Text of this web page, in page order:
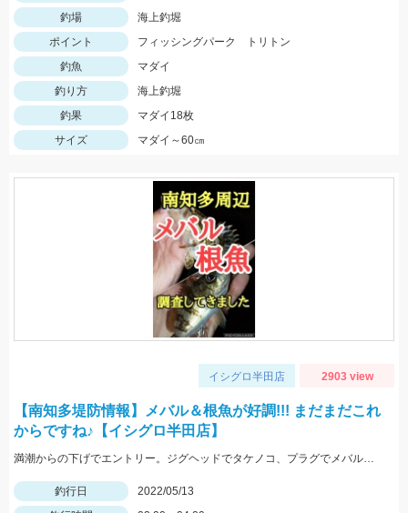
釣場
海上釣堀
ポイント
フィッシングパーク トリトン
釣魚
マダイ
釣り方
海上釣堀
釣果
マダイ18枚
サイズ
マダイ～60㎝
イシグロ半田店 2903 view
【南知多堤防情報】メバル＆根魚が好調!!! まだまだこれ
からですね♪【イシグロ半田店】
満潮からの下げでエントリー。ジグヘッドでタケノコ、プラグでメバルが入れ食いでした。サイズは小さめなので全てリリースしました。
釣行日
2022/05/13